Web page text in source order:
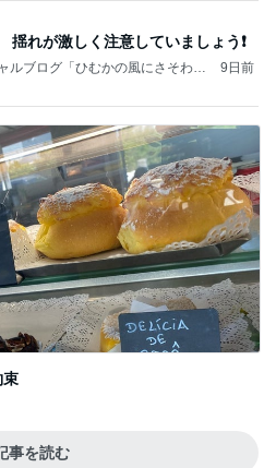
れが激しく注意していましょう❗️
ルブログ「ひむかの風にさそわれ
9日前
束
事を読む